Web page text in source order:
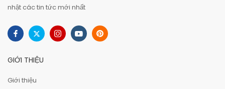
nhật các tin tức mới nhất
GIỚI THIỆU
Giới thiệu